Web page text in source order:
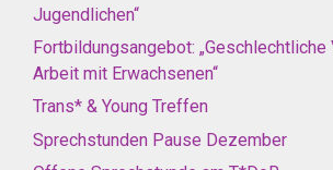
Jugendlichen“
Fortbildungsangebot:
Arbeit mit Erwachsenen“
Trans* & Young Treffen
Sprechstunden Pause Dezember